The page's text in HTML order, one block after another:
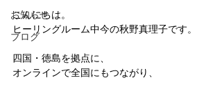
お知らせ
ブログ
こんにちは。
ヒーリングルーム中今の秋野真理子です。
四国・徳島を拠点に、
オンラインで全国にもつながり、